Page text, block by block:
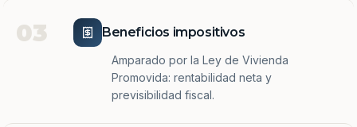
03 Beneficios impositivos
Amparado por la Ley de Vivienda
Promovida: rentabilidad neta y
previsibilidad fiscal.